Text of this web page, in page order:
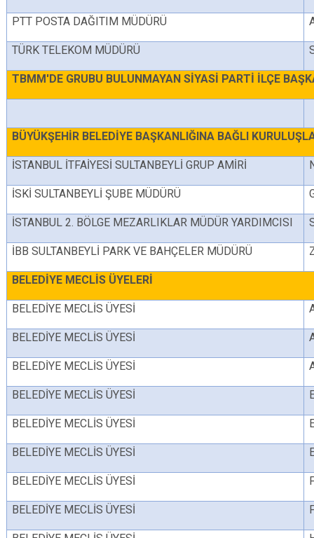
PTT POSTA DAĞITIM MÜDÜRÜ
TÜRK TELEKOM MÜDÜRÜ
TBMM'DE GRUBU BULUNMAYAN SİYASİ PARTİ İLÇE
BÜYÜKŞEHİR BELEDİYE BAŞKANLIĞINA BAĞLI
İSTANBUL İTFAİYESİ SULTANBEYLİ GRUP AMİRİ
İSKİ SULTANBEYLİ ŞUBE MÜDÜRÜ
İSTANBUL 2. BÖLGE MEZARLIKLAR MÜDÜR YARDIMCISI
İBB SULTANBEYLİ PARK VE BAHÇELER MÜDÜRÜ
BELEDİYE MECLİS ÜYELERİ
BELEDİYE MECLİS ÜYESİ
BELEDİYE MECLİS ÜYESİ
BELEDİYE MECLİS ÜYESİ
BELEDİYE MECLİS ÜYESİ
BELEDİYE MECLİS ÜYESİ
BELEDİYE MECLİS ÜYESİ
BELEDİYE MECLİS ÜYESİ
BELEDİYE MECLİS ÜYESİ